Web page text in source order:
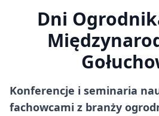
Dni
Konferencje i seminaria
fachowcami z branży